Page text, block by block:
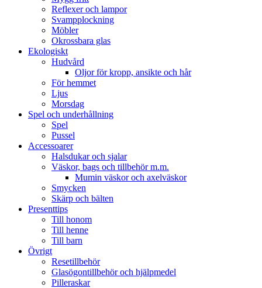
Reflexer och lampor
Svampplockning
Möbler
Okrossbara glas
Ekologiskt
Hudvård
Oljor för kropp, ansikte och hår
För hemmet
Ljus
Morsdag
Spel och underhållning
Spel
Pussel
Accessoarer
Halsdukar och sjalar
Väskor, bags och tillbehör m.m.
Mumin väskor och axelväskor
Smycken
Skärp och bälten
Presenttips
Till honom
Till henne
Till barn
Övrigt
Resetillbehör
Glasögontillbehör och hjälpmedel
Pilleraskar